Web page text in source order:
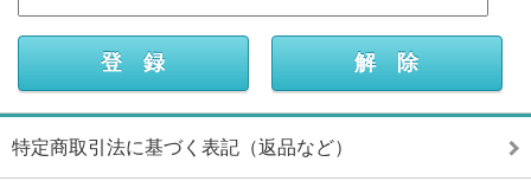
特定商取引法に基づく表記（返品など）